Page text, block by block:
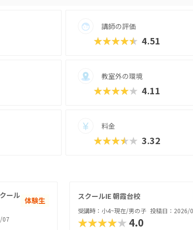
講師の評価
★★★★★ 4.51
教室外の環境
★★★★★ 4.11
料金
★★★★★ 3.32
ール
体験生
07
スクールIE 朝霞台校
受講時：小4~現在/男の子 投稿日：2026/
★★★★★4.0